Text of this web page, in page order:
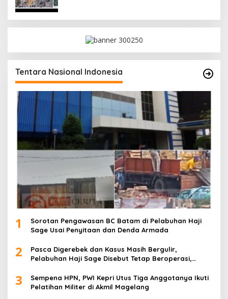
Tentara Nasional Indonesia
1
Sorotan Pengawasan BC Batam di Pelabuhan Haji
Sage Usai Penyitaan dan Denda Armada
2
Pasca Digerebek dan Kasus Masih Bergulir,
Pelabuhan Haji Sage Disebut Tetap Beroperasi,
3
Sempena HPN, PWI Kepri Utus Tiga Anggotanya Ikuti
Pelatihan Militer di Akmil Magelang